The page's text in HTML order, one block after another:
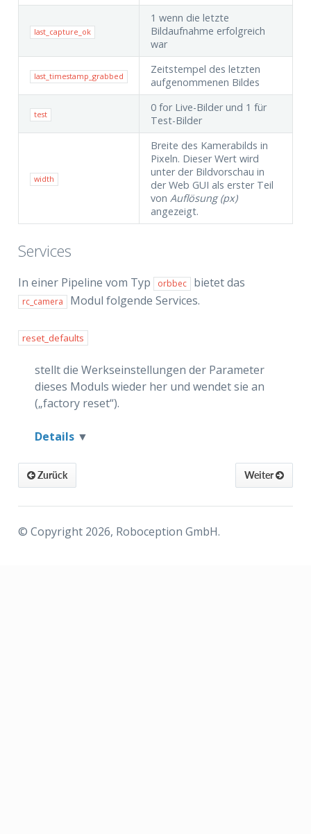
last_capture_ok
1 wenn die letzte
Bildaufnahme erfolgreich
war
last_timestamp_grabbed
Zeitstempel des letzten
aufgenommenen Bildes
test
0 for Live-Bilder und 1 für
Test-Bilder
width
Breite des Kamerabilds in
Pixeln. Dieser Wert wird
unter der Bildvorschau in
der Web GUI als erster Teil
von Auflösung (px)
angezeigt.
Services
In einer Pipeline vom Typ orbbec bietet das
rc_camera Modul folgende Services.
reset_defaults
stellt die Werkseinstellungen der Parameter
dieses Moduls wieder her und wendet sie an
(„factory reset“).
Details
Weiter
Zurück
© Copyright 2026, Roboception GmbH.